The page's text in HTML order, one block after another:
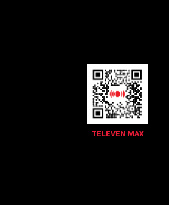
TELEVEN MAX